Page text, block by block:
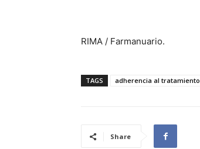
RIMA / Farmanuario.
TAGS adherencia al tratamiento
Share